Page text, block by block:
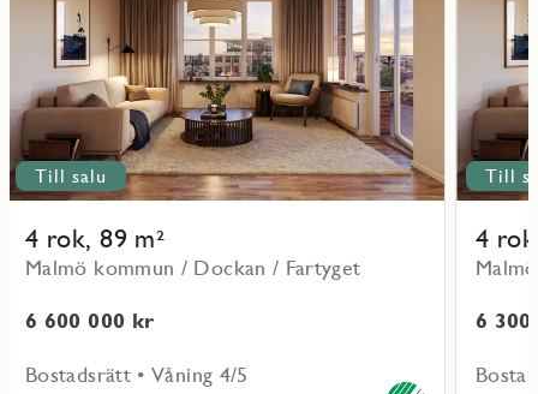
Till salu
4 rok, 89 m²
Malmö kommun / Dockan / Fartyget
6 600 000 kr
Bostadsrätt • Våning 4/5
Till
4
6